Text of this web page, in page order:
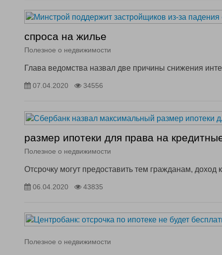
спроса на жилье
Полезное о недвижимости
Глава ведомства назвал две причины снижения
07.04.2020 34556
размер ипотеки для права на
Полезное о недвижимости
Отсрочку могут предоставить тем гражданам,
06.04.2020 43835
Полезное о недвижимости